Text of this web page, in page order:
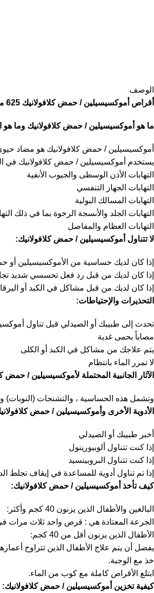
الوصف
أقراص أموكسيسيلين / حمض كلافولانيك 625 ملغ
ما هو أموكسيسيلين / حمض كلافولانيك وما هو
أموكسيسيلين / حمض كلافولانيك هو مضاد
يستخدم أموكسيسيلين / حمض كلافولانيك في
التهابات الأذن الوسطى والجيوب الأنفية
التهابات الجهاز التنفسي
التهابات المسالك البولية
التهابات الجلد والأنسجة الرخوة بما في ذلك
التهابات العظام والمفاصل
لا تتناول أموكسيسيلين / حمض كلافولانيك:
إذا كان لديك حساسية من الأموكسيسيلين أو
إذا كان لديك من قبل رد فعل تحسسي شديد
إذا كان لديك من قبل مشاكل في الكبد أو
التحذيرات والإحتياطات:
تحدث إلى طبيبك أو الصيدلي قبل تناول
مصاباً بحمى غدية
يتم علاجك من مشاكل في الكبد أو الكلى
لا تمرر الماء بانتظام
الآثار الجانبية المحتملة لأموكسيسيلين / حمض
وتشمل هذه الحساسية ، والتشنجات (النوبات)
الأدوية الأخرى وأموكسيسيلين / حمض
أخبر طبيبك أو الصيدلي
إذا كنت تتناول ألوبيورينول
إذا كنت تتناول البروبينسيد
إذا تم تناول أدوية للمساعدة في إيقاف تجلط
كيف تأخذ أموكسيسيلين / حمض كلافولانيك:
البالغين والأطفال الذين يزنون 40 كجم وأكثر:
الجرعة المعتادة هي : قرص واحد ثلاث مرات
الأطفال الذين يزنون أقل من 40 كجم:
يفضل أن يتم علاج الأطفال الذين تتراوح أعمارهم بين 6 سنوات أو أقل باستخدام أموكسيسيلين / حمض كلافولانيك المعلق عن طريق
خذ مع الوجبة.
ابتلع الأقراص كاملة مع كوب من الماء.
كيفية تخزين أموكسيسيلين / حمض كلافولانيك: